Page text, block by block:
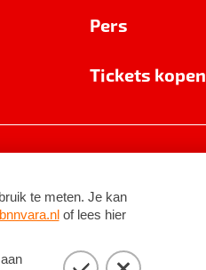
Pers
Tickets kopen